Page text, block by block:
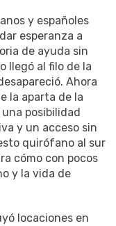
y españoles
esperanza a
de ayuda sin
llegó al filo de la
Ahora
la aparta de la
posibilidad
y un acceso sin
quirófano al sur
cómo con pocos
y la vida de
locaciones en